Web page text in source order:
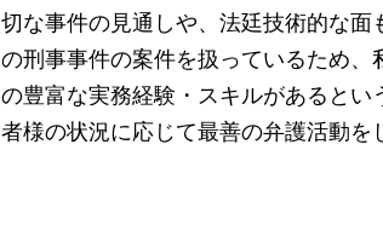
切な事件の見通しや、法廷技術的な
の刑事事件の案件を扱っているため
の豊富な実務経験・スキルがあると
者様の状況に応じて最善の弁護活動